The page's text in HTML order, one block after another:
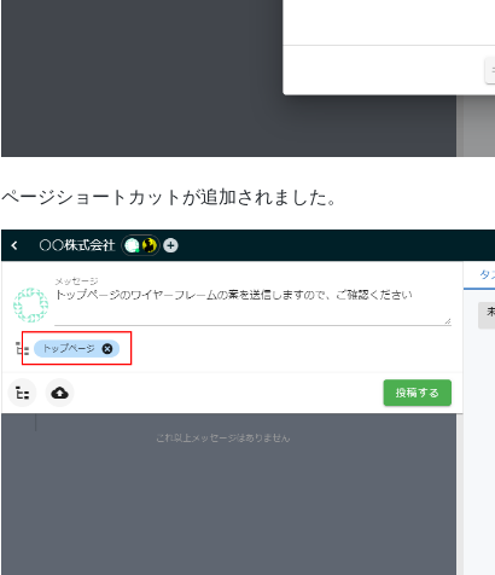
ページショートカットが追加されました。